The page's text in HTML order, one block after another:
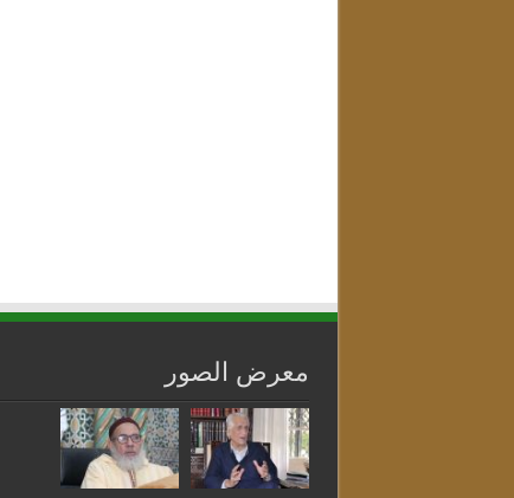
معرض الصور